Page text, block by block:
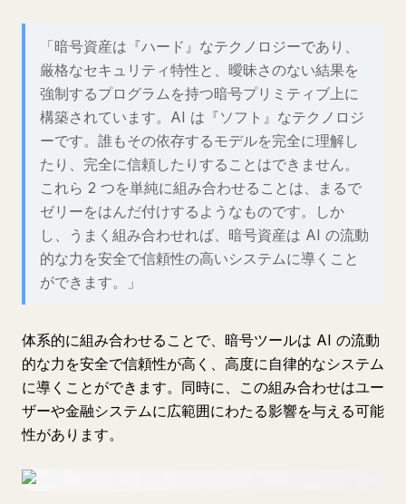
「暗号資産は『ハード』なテクノロジーであり、
厳格なセキュリティ特性と、曖昧さのない結果を
強制するプログラムを持つ暗号プリミティブ上に
構築されています。AI は『ソフト』なテクノロジ
ーです。誰もその依存するモデルを完全に理解し
たり、完全に信頼したりすることはできません。
これら 2 つを単純に組み合わせることは、まるで
ゼリーをはんだ付けするようなものです。しか
し、うまく組み合わせれば、暗号資産は AI の流動
的な力を安全で信頼性の高いシステムに導くこと
ができます。」
体系的に組み合わせることで、暗号ツールは AI の流動
的な力を安全で信頼性が高く、高度に自律的なシステム
に導くことができます。同時に、この組み合わせはユー
ザーや金融システムに広範囲にわたる影響を与える可能
性があります。